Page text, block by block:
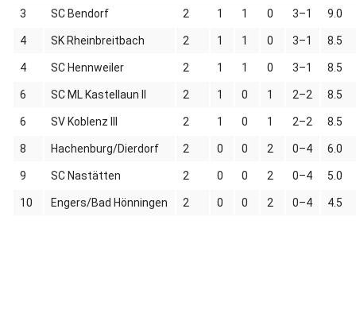
3 SC Bendorf 2 1 1 0 3–1 9.0
4 SK Rheinbreitbach 2 1 1 0 3–1 8.5
4 SC Hennweiler 2 1 1 0 3–1 8.5
6 SC ML Kastellaun II 2 1 0 1 2–2 8.5
6 SV Koblenz III 2 1 0 1 2–2 8.5
8 Hachenburg/Dierdorf 2 0 0 2 0–4 6.0
9 SC Nastätten 2 0 0 2 0–4 5.0
10 Engers/Bad Hönningen 2 0 0 2 0–4 4.5